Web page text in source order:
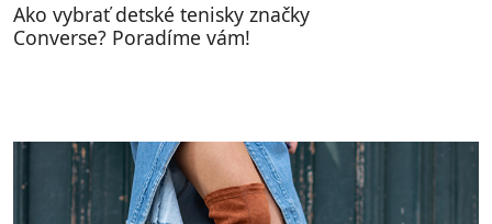
Ako vybrať detské tenisky značky
Converse? Poradíme vám!